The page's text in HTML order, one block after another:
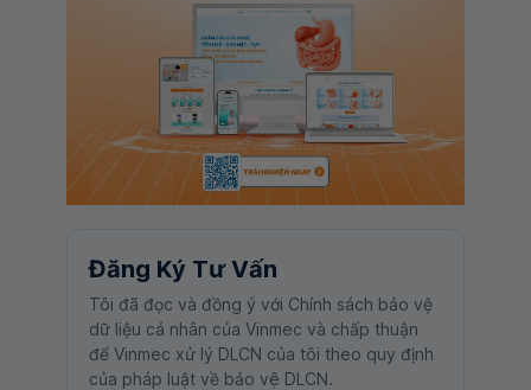
Đăng Ký Tư Vấn
Tôi đã đọc và đồng ý với Chính sách bảo vệ
dữ liệu cá nhân của Vinmec và chấp thuận
để Vinmec xử lý DLCN của tôi theo quy định
của pháp luật về bảo vệ DLCN.